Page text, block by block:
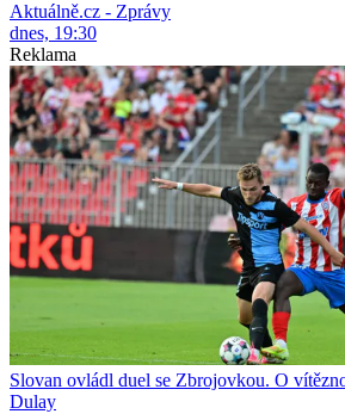
Aktuálně.cz - Zprávy
dnes, 19:30
Reklama
Slovan ovládl duel se Zbrojovkou. O
Dulay